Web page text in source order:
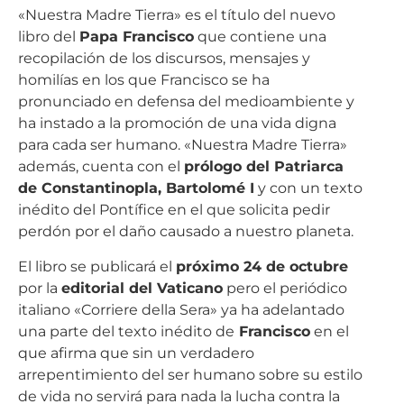
libro delPapa Franciscoque contiene una
recopilación de los discursos, mensajes y
homilías en los que Francisco se ha
pronunciado en defensa del medioambiente y
ha instado a la promoción de una vida digna
para cada ser humano. «Nuestra Madre Tierra»
además, cuenta con el prólogo del Patriarca
de Constantinopla, Bartolomé Iy con un texto
inédito del Pontífice en el que solicita pedir
perdón por el daño causado a nuestro planeta.
El libro se publicará elpróximo 24 de octubre
por laeditorial del Vaticanopero el periódico
italiano «Corriere della Sera» ya ha adelantado
una parte del texto inédito deFranciscoen el
que afirma que sin un verdadero
arrepentimiento del ser humano sobre su estilo
de vida no servirá para nada la lucha contra la
protección del medioambiente:“Sueño